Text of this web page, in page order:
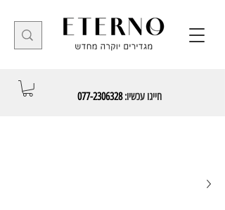
חייגו עכשיו:077-2306328